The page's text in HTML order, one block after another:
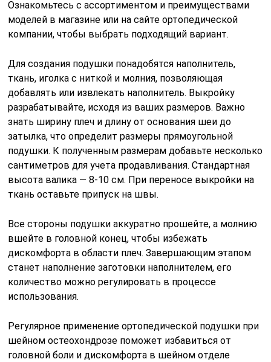
Ознакомьтесь с ассортиментом и преимуществами
моделей в магазине или на сайте ортопедической
компании, чтобы выбрать подходящий вариант.
Для создания подушки понадобятся наполнитель,
ткань, иголка с ниткой и молния, позволяющая
добавлять или извлекать наполнитель. Выкройку
разрабатывайте, исходя из ваших размеров. Важно
знать ширину плеч и длину от основания шеи до
затылка, что определит размеры прямоугольной
подушки. К полученным размерам добавьте несколько
сантиметров для учета продавливания. Стандартная
высота валика — 8-10 см. При переносе выкройки на
ткань оставьте припуск на швы.
Все стороны подушки аккуратно прошейте, а молнию
вшейте в головной конец, чтобы избежать
дискомфорта в области плеч. Завершающим этапом
станет наполнение заготовки наполнителем, его
количество можно регулировать в процессе
использования.
Регулярное применение ортопедической подушки при
шейном остеохондрозе поможет избавиться от
головной боли и дискомфорта в шейном отделе